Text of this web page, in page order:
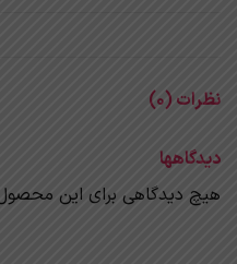
نظرات (0)
دیدگاهها
هیچ دیدگاهی برای این